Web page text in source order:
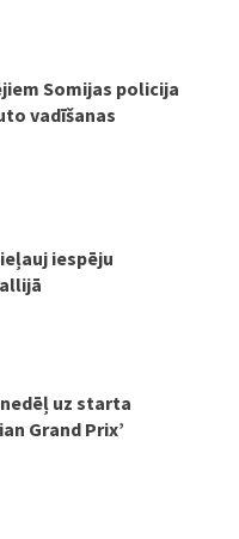
Somijas policija
vadīšanas
iespēju
uz starta
Grand Prix’